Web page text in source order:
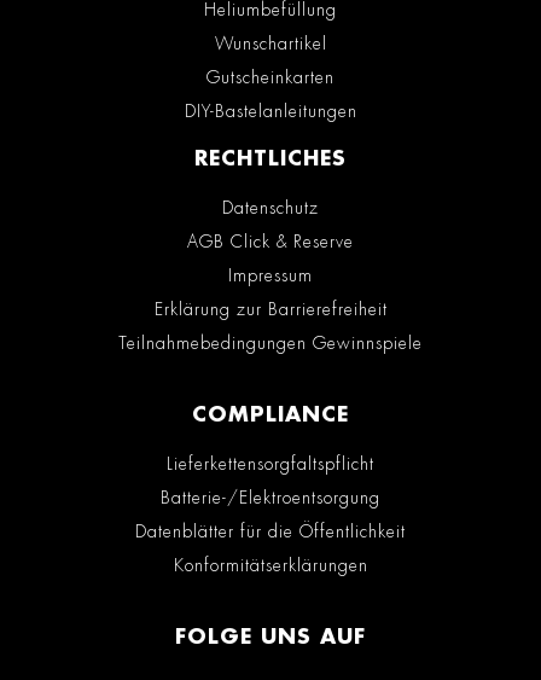
Heliumbefüllung
Wunschartikel
Gutscheinkarten
DIY-Bastelanleitungen
RECHTLICHES
Datenschutz
AGB Click & Reserve
Impressum
Erklärung zur Barrierefreiheit
Teilnahmebedingungen Gewinnspiele
COMPLIANCE
Lieferkettensorgfaltspflicht
Batterie-/Elektroentsorgung
Datenblätter für die Öffentlichkeit
Konformitätserklärungen
FOLGE UNS AUF